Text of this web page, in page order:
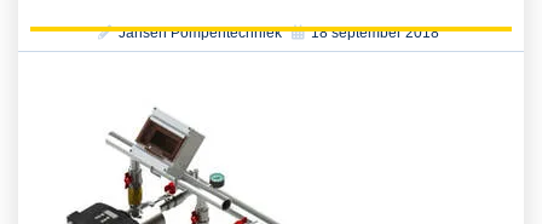
Jansen Pompentechniek 18 september 2018